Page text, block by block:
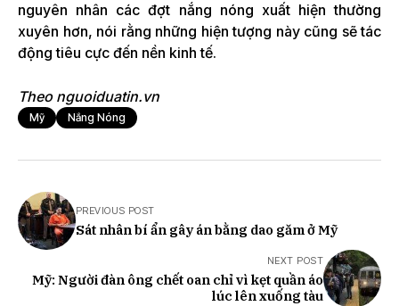
nguyên nhân các đợt nắng nóng xuất hiện thường
xuyên hơn, nói rằng những hiện tượng này cũng sẽ tác
động tiêu cực đến nền kinh tế.
Theo nguoiduatin.vn
Mỹ Nắng Nóng
PREVIOUS POST
Sát nhân bí ẩn gây án bằng dao găm ở Mỹ
NEXT POST
Mỹ: Người đàn ông chết oan chỉ vì kẹt quần áo
lúc lên xuống tàu